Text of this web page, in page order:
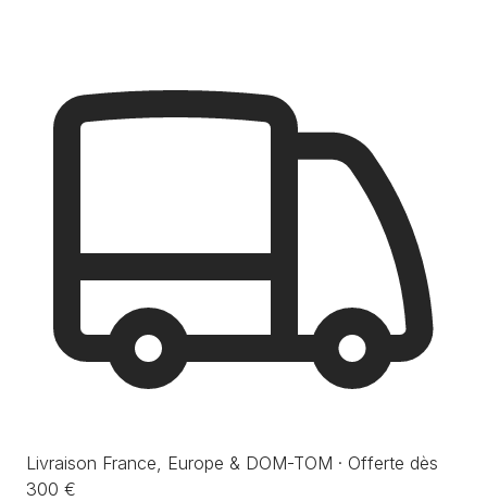
Livraison France, Europe & DOM-TOM · Offerte dès
300 €